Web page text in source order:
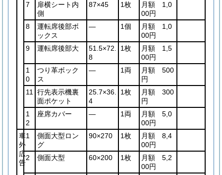
7
扉横シート内
側
87×45 1枚
月額 1,0
00円
8
運転席後部ボ
ックス
― 1個
月額 1,0
00円
9
運転席後部大
51.5×72.
8
1枚
月額 1,5
00円
1
0
つり革ボック
ス
― 1両
月額 500
円
11
行先表示機裏
面ポケット
25.7×36.
4
1枚
月額 300
円
1
2
座席カバー ― 1両
月額 5,0
00円
車
外
広
告
1
側面大型ロン
グ
90×270 1枚
月額 8,4
00円
2
側面大型 60×200 1枚
月額 5,2
00円